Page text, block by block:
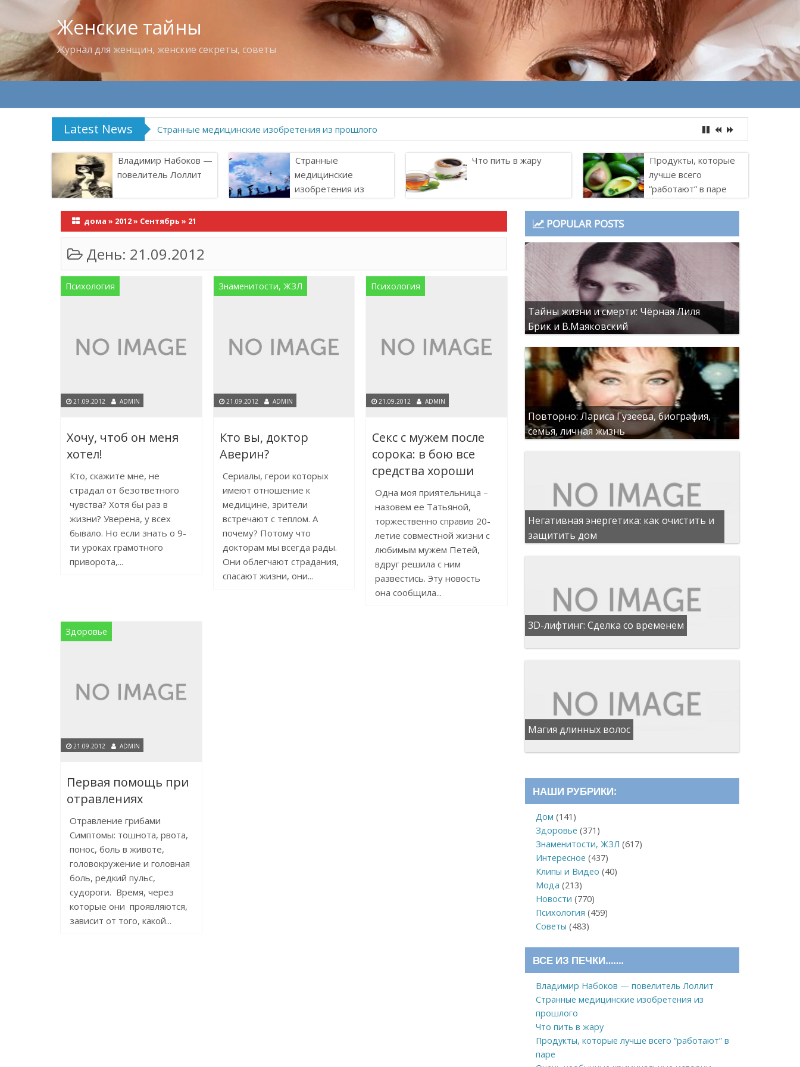
Женские тайны
Журнал для женщин, женские секреты, советы
Latest News Странные медицинские изобретения из прошлого
Владимир Набоков —
повелитель Лоллит
Странные
медицинские
изобретения из
Что пить в жару
Продукты, которые
лучше всего
“работают” в паре
дома » 2012» Сентябрь » 21
День: 21.09.2012
Психология
21.09.2012 ADMIN
Хочу, чтоб он меня
хотел!
Кто, скажите мне, не
страдал от безответного
чувства? Хотя бы раз в
жизни? Уверена, у всех
бывало. Но если знать о 9-
ти уроках грамотного
приворота,...
Знаменитости, ЖЗЛ
21.09.2012 ADMIN
Кто вы, доктор
Аверин?
Сериалы, герои которых
имеют отношение к
медицине, зрители
встречают с теплом. А
почему? Потому что
докторам мы всегда рады.
Они облегчают страдания,
спасают жизни, они...
Психология
21.09.2012 ADMIN
Секс с мужем после
сорока: в бою все
средства хороши
Одна моя приятельница –
назовем ее Татьяной,
торжественно справив 20-
летие совместной жизни с
любимым мужем Петей,
вдруг решила с ним
развестись. Эту новость
она сообщила...
Здоровье
21.09.2012 ADMIN
Первая помощь при
отравлениях
Отравление грибами
Симптомы: тошнота, рвота,
понос, боль в животе,
головокружение и головная
боль, редкий пульс,
судороги. Время, через
которые они проявляются,
зависит от того, какой...
POPULAR POSTS
Тайны жизни и смерти: Чёрная Лиля
Брик и В.Маяковский
Повторно: Лариса Гузеева, биография,
семья, личная жизнь
Негативная энергетика: как очистить и
защитить дом
3D-лифтинг: Сделка со временем
Магия длинных волос
НАШИ РУБРИКИ:
Дом (141)
Здоровье (371)
Знаменитости, ЖЗЛ (617)
Интересное (437)
Клипы и Видео (40)
Мода (213)
Новости (770)
Психология (459)
Советы (483)
ВСЕ ИЗ ПЕЧКИ…….
Владимир Набоков — повелитель Лоллит
Странные медицинские изобретения из
прошлого
Что пить в жару
Продукты, которые лучше всего “работают” в
паре